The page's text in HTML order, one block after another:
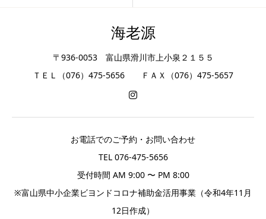
海老源
〒936-0053 富山県滑川市上小泉２１５５
ＴＥＬ（076）475-5656 ＦＡＸ（076）475-5657
お電話でのご予約・お問い合わせ
TEL 076-475-5656
受付時間 AM 9:00 〜 PM 8:00
※富山県中小企業ビヨンドコロナ補助金活用事業（令和4年11月
12日作成）